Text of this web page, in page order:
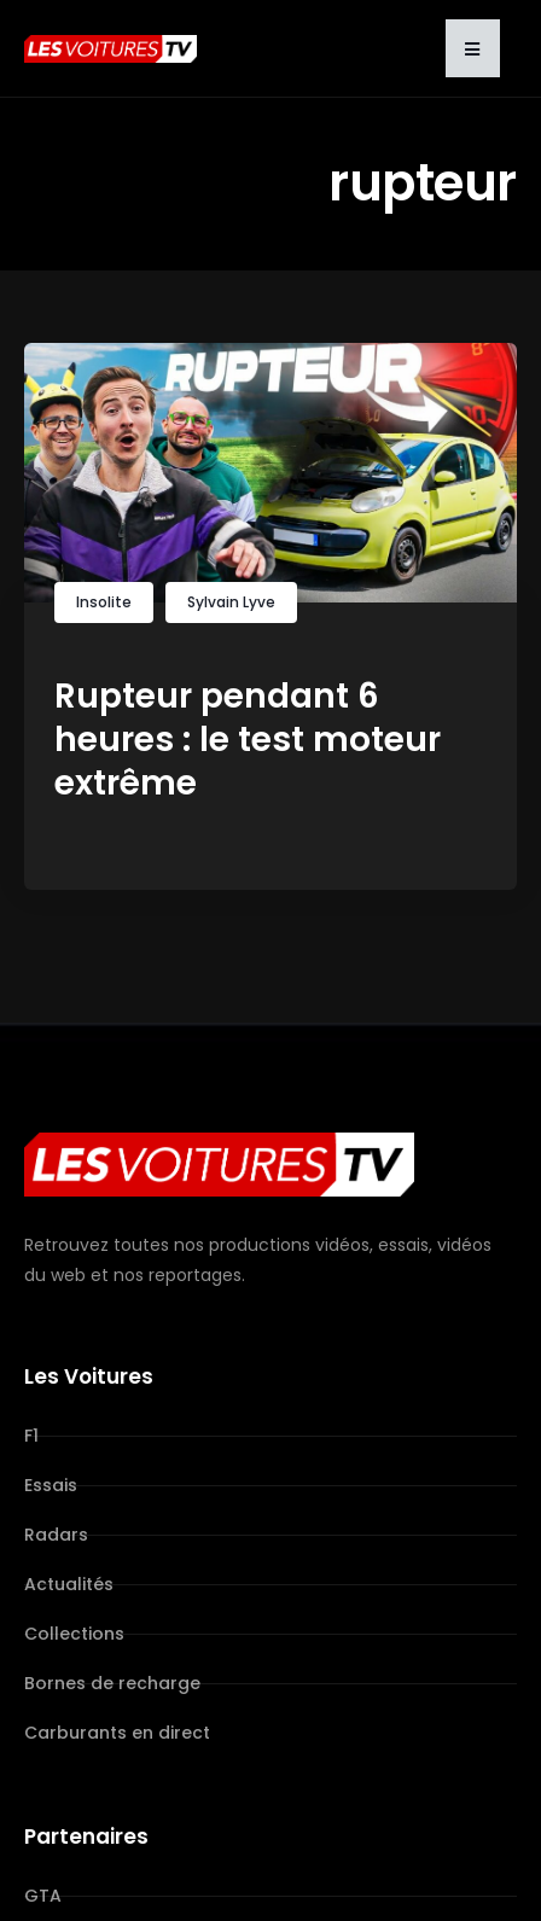
rupteur
Insolite Sylvain Lyve
Rupteur pendant 6
heures : le test moteur
extrême
Retrouvez toutes nos productions vidéos, essais, vidéos
du web et nos reportages.
Les Voitures
F1
Essais
Radars
Actualités
Collections
Bornes de recharge
Carburants en direct
Partenaires
GTA